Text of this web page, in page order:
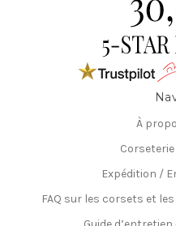
À
Expédition /
FAQ sur les corsets et